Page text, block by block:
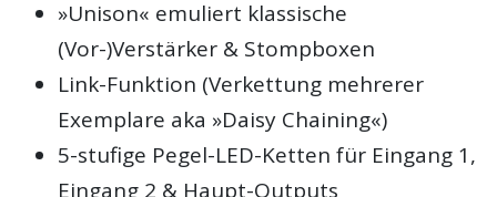
»Unison« emuliert klassische
(Vor-)Verstärker & Stompboxen
Link-Funktion (Verkettung mehrerer
Exemplare aka »Daisy Chaining«)
5-stufige Pegel-LED-Ketten für Eingang 1,
Eingang 2 & Haupt-Outputs